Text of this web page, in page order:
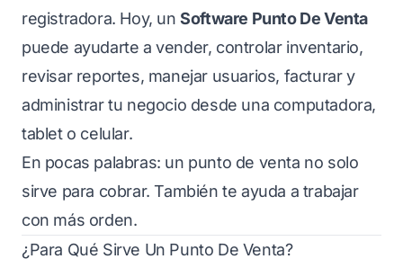
registradora. Hoy, unSoftware Punto De Venta
puede ayudarte a vender, controlar inventario,
revisar reportes, manejar usuarios, facturar y
administrar tu negocio desde una computadora,
tablet o celular.
En pocas palabras: un punto de venta no solo
sirve para cobrar. También te ayuda a trabajar
con más orden.
¿Para Qué Sirve Un Punto De Venta?